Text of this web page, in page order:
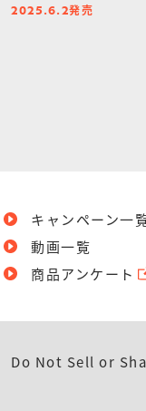
2025.6.2発売
キャンペーン一
動画一覧
商品アンケート
Do Not Sell or